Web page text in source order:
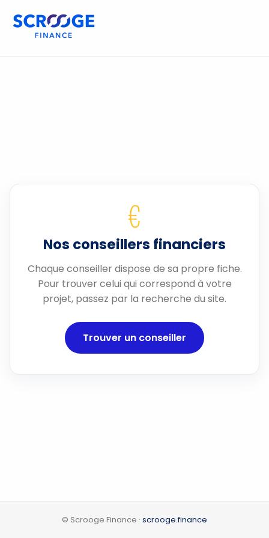
€
Nos conseillers financiers
Chaque conseiller dispose de sa propre fiche.
Pour trouver celui qui correspond à votre
projet, passez par la recherche du site.
Trouver un conseiller
© Scrooge Finance · scrooge.finance